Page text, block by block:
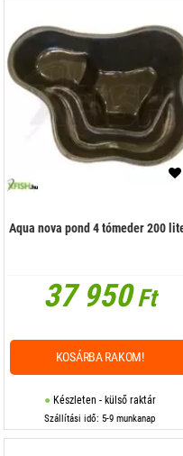
Aqua nova pond 4 tómeder 200
37 950Ft
Készleten - külső raktár
Szállítási idő: 5-9 munkanap
KOSÁRBA RAKOM!